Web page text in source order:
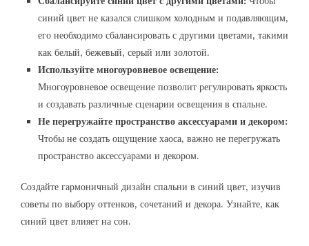
синий цвет не казался слишком холодным и подавляющим‚
его необходимо сбалансировать с другими цветами‚ такими
как белый‚ бежевый‚ серый или золотой.
Используйте многоуровневое освещение:
Многоуровневое освещение позволит регулировать яркость
и создавать различные сценарии освещения в спальне.
Не перегружайте пространство аксессуарами и декором:
Чтобы не создать ощущение хаоса‚ важно не перегружать
пространство аксессуарами и декором.
Создайте гармоничный дизайн спальни в синий цвет‚ изучив
советы по выбору оттенков‚ сочетаний и декора. Узнайте‚ как
синий цвет влияет на сон.